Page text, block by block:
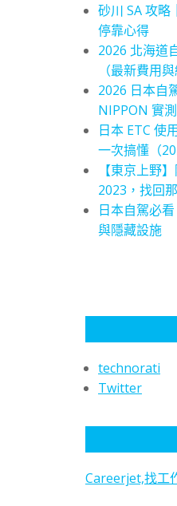
砂川 SA 攻
停靠心得
2026 北海道
（最新費用
2026 日本自
NIPPON 實
日本 ETC 使
一次搞懂（
【東京上野
2023，找回
日本自駕必
與隱藏設施
technorati
Twitter
Careerjet,找工